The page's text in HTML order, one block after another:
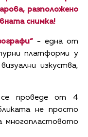
разположено
снимка!
- една от
платформи у
изкуства,
проведе от 4
не просто
многопластовото